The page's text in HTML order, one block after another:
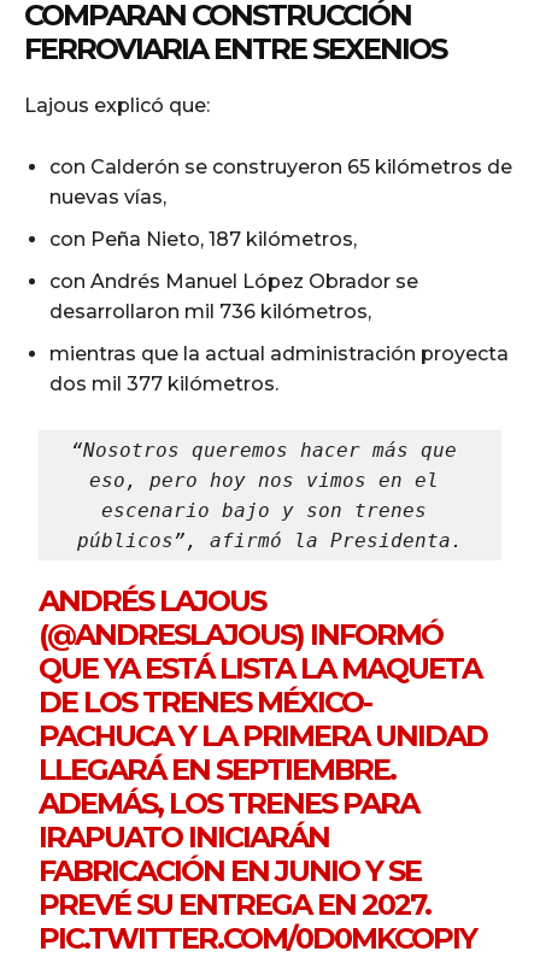
COMPARAN CONSTRUCCIÓN
FERROVIARIA ENTRE SEXENIOS
Lajous explicó que:
con Calderón se construyeron 65 kilómetros de
nuevas vías,
con Peña Nieto, 187 kilómetros,
con Andrés Manuel López Obrador se
desarrollaron mil 736 kilómetros,
mientras que la actual administración proyecta
dos mil 377 kilómetros.
“Nosotros queremos hacer más que
eso, pero hoy nos vimos en el
escenario bajo y son trenes
públicos”, afirmó la Presidenta.
ANDRÉS LAJOUS
(@ANDRESLAJOUS) INFORMÓ
QUE YA ESTÁ LISTA LA MAQUETA
DE LOS TRENES MÉXICO-
PACHUCA Y LA PRIMERA UNIDAD
LLEGARÁ EN SEPTIEMBRE.
ADEMÁS, LOS TRENES PARA
IRAPUATO INICIARÁN
FABRICACIÓN EN JUNIO Y SE
PREVÉ SU ENTREGA EN 2027.
PIC.TWITTER.COM/0D0MKCOPIY